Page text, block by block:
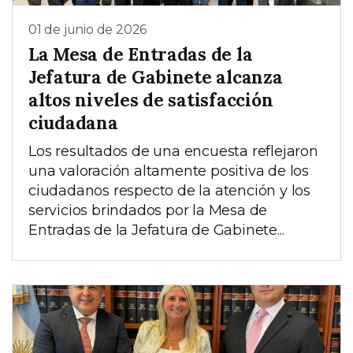
01 de junio de 2026
La Mesa de Entradas de la
Jefatura de Gabinete alcanza
altos niveles de satisfacción
ciudadana
Los resultados de una encuesta reflejaron
una valoración altamente positiva de los
ciudadanos respecto de la atención y los
servicios brindados por la Mesa de
Entradas de la Jefatura de Gabinete...